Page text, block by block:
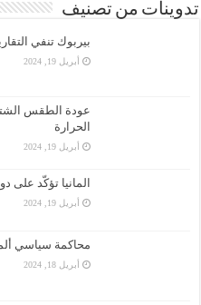
تدوينات من تصنيف
بيربوك تنفي
أبريل 19, 2024
عودة الطقس
الحرارة
أبريل 19, 2024
المانيا تؤكّد
أبريل 19, 2024
محاكمة سياسي
أبريل 18, 2024